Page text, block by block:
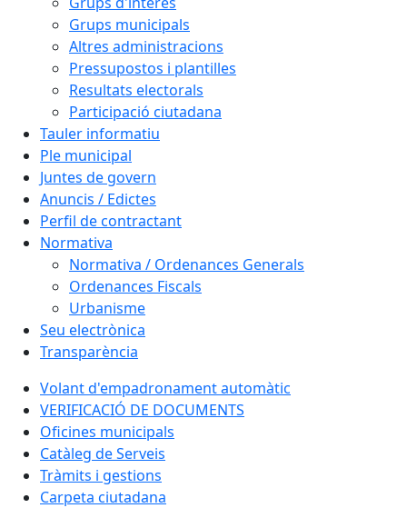
Grups municipals
Altres administracions
Pressupostos i plantilles
Resultats electorals
Participació ciutadana
Tauler informatiu
Ple municipal
Juntes de govern
Anuncis / Edictes
Perfil de contractant
Normativa
Normativa / Ordenances Generals
Ordenances Fiscals
Urbanisme
Seu electrònica
Transparència
Volant d'empadronament automàtic
VERIFICACIÓ DE DOCUMENTS
Oficines municipals
Catàleg de Serveis
Tràmits i gestions
Carpeta ciutadana